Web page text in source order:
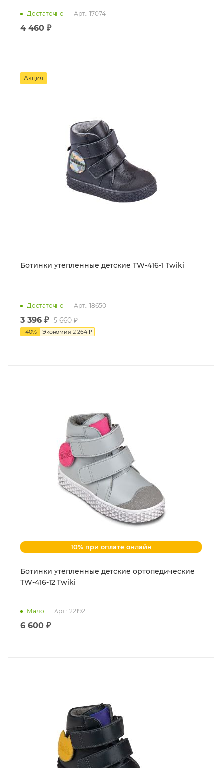
Достаточно Арт.: 17074
4 460 ₽
Акция
Ботинки утепленные детские TW-416-1 Twiki
Достаточно Арт.: 18650
3 396 ₽ 5 660 ₽
-40% Экономия 2 264 ₽
10% при оплате онлайн
Ботинки утепленные детские ортопедические
TW-416-12 Twiki
Мало Арт.: 22192
6 600 ₽